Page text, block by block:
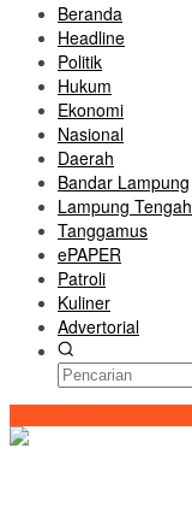
Beranda
Headline
Politik
Hukum
Ekonomi
Nasional
Daerah
Bandar Lampung
Lampung Tengah
Tanggamus
ePAPER
Patroli
Kuliner
Advertorial